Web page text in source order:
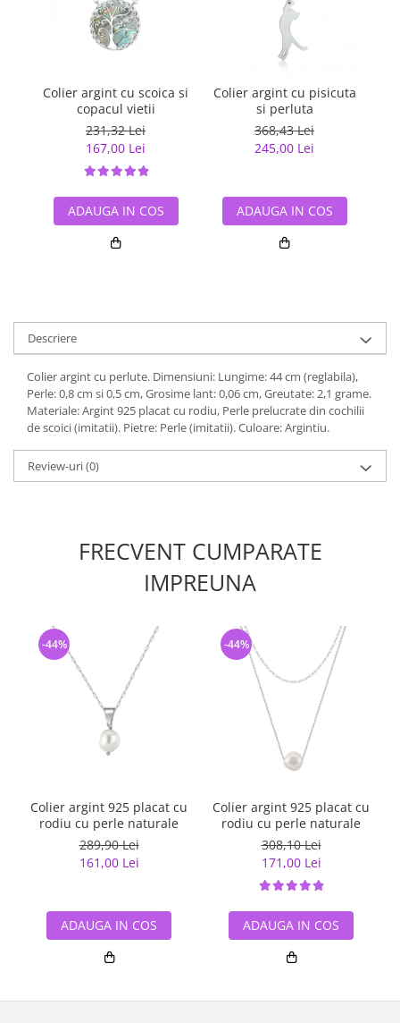
Colier argint cu scoica si
copacul vietii
231,32 Lei
167,00 Lei
ADAUGA IN COS
Colier argint cu pisicuta
si perluta
368,43 Lei
245,00 Lei
ADAUGA IN COS
Descriere
Colier argint cu perlute. Dimensiuni: Lungime: 44 cm (reglabila),
Perle: 0,8 cm si 0,5 cm, Grosime lant: 0,06 cm, Greutate: 2,1 grame.
Materiale: Argint 925 placat cu rodiu, Perle prelucrate din cochilii
de scoici (imitatii). Pietre: Perle (imitatii). Culoare: Argintiu.
Review-uri(0)
FRECVENT CUMPARATE
IMPREUNA
Colier argint 925 placat cu
rodiu cu perle naturale
289,90 Lei
161,00 Lei
-44%
ADAUGA IN COS
Colier argint 925 placat cu
rodiu cu perle naturale
308,10 Lei
171,00 Lei
-44%
ADAUGA IN COS